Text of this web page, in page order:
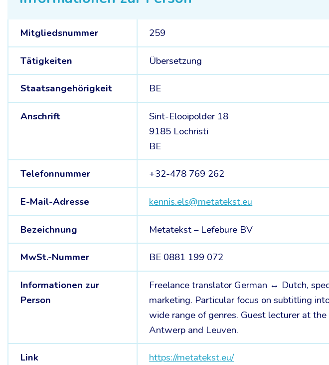
Mitgliedsnummer 259
Tätigkeiten Übersetzung
Staatsangehörigkeit BE
Anschrift
Sint-Elooipolder 18
9185 Lochristi
BE
Telefonnummer +32-478 769 262
E-Mail-Adresse kennis.els@metatekst.eu
Bezeichnung Metatekst – Lefebure BV
MwSt.-Nummer BE 0881 199 072
Informationen zur
Person
Freelance translator German ↔ Dutch,
marketing. Particular focus on subtitling
wide range of genres. Guest lecturer at
Antwerp and Leuven.
Link https://metatekst.eu/